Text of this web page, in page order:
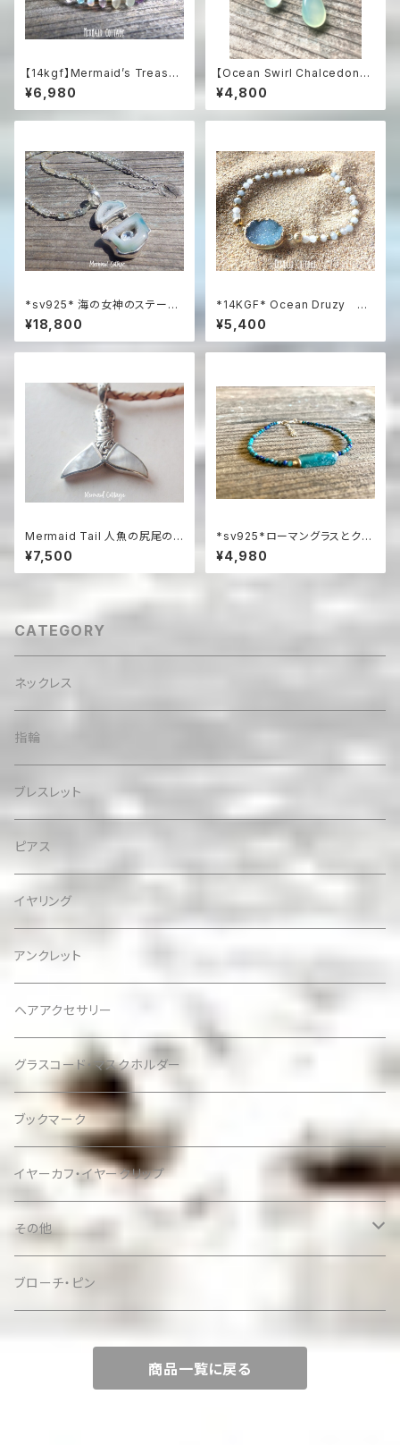
【14kgf】Mermaid’s Treasur
e Multi-Gemstone Bracele
t海の宝物と遊色オパールのマル
チカラー天然石ブレスレット
¥6,980
【Ocean Swirl Chalcedony
'Aqua'】波の渦から滴るカルセ
ドニーのボヘミアンピアス
¥4,800
*sv925* 海の女神のステート
メントネックレス Lagoon Dr
uzy with Blue Topaz アクア
マリンネックレス☆
¥18,800
*14KGF* Ocean Druzy ア
クアマリン ビーチブレスレット
¥5,400
Mermaid Tail 人魚の尻尾の
革紐ハワイアンネックレス マザ
ーオブパール＆シルバー925
¥7,500
*sv925*ローマングラスとクリ
ソコラの海色ブレスレット
¥4,980
CATEGORY
ネックレス
指輪
ブレスレット
ピアス
イヤリング
アンクレット
ヘアアクセサリー
グラスコード・マスクホルダー
ブックマーク
イヤーカフ・イヤークリップ
その他
ケース
ブローチ・ピン
商品一覧に戻る